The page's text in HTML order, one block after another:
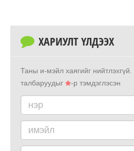
ХАРИУЛТ ҮЛДЭЭХ
Таны и-мэйл хаягийг нийтлэхгүй.
талбаруудыг
-р тэмдэглэсэн
нэр
имэйл